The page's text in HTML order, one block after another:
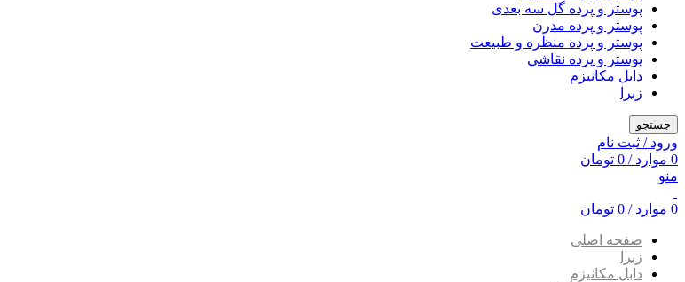
پوستر و پرده گل سه بعدی
پوستر و پرده مدرن
پوستر و پرده منظره و طبیعت
پوستر و پرده نقاشی
دابل مکانیزم
زبرا
جستجو
ورود / ثبت نام
0 موارد /
0 تومان
منو
0 موارد /
0 تومان
صفحه اصلی
زبرا
دابل مکانیزم